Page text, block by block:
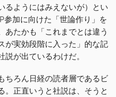
るようにはみえないが）とい
参加に向けた「世論作り」を
あたかも「これまでとは違う
が実効段階に入った」的な記
が出ているわけだ。
ちろん日経の読者層であるビ
。正直いうと社説は、そうと